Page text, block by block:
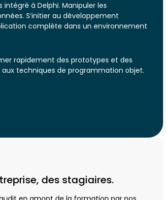
à Delphi. Manipuler les
S’initier au développement
complète dans un environnement
rapidement des prototypes et des
aux techniques de programmation objet.
des stagiaires.